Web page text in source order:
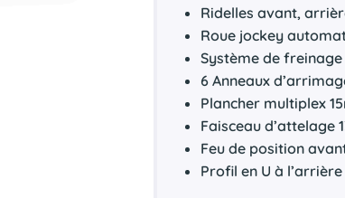
Ridelles avant,
Roue jockey
Système de freinage
6 Anneaux
Plancher multiplex
Faisceau d’attelage
Feu de position
Profil en U à